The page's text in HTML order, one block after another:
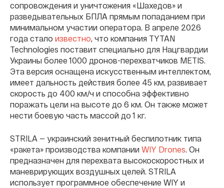
сопровождения и уничтожения «Шахедов» и
разведывательных БПЛА прямым попаданием при
минимальном участии оператора. В апреле 2026
года стало известно, что компания TYTAN
Technologies поставит специально для Нацгвардии
Украины более 1000 дронов-перехватчиков METIS.
Эта версия оснащена искусственным интеллектом,
имеет дальность действия более 45 км, развивает
скорость до 400 км/ч и способна эффективно
поражать цели на высоте до 6 км. Он также может
нести боевую часть массой до 1 кг.
STRILA — украинский зенитный беспилотник типа
«ракета» производства компании WIY Drones. Он
предназначен для перехвата высокоскоростных и
маневрирующих воздушных целей. STRILA
использует программное обеспечение WIY и